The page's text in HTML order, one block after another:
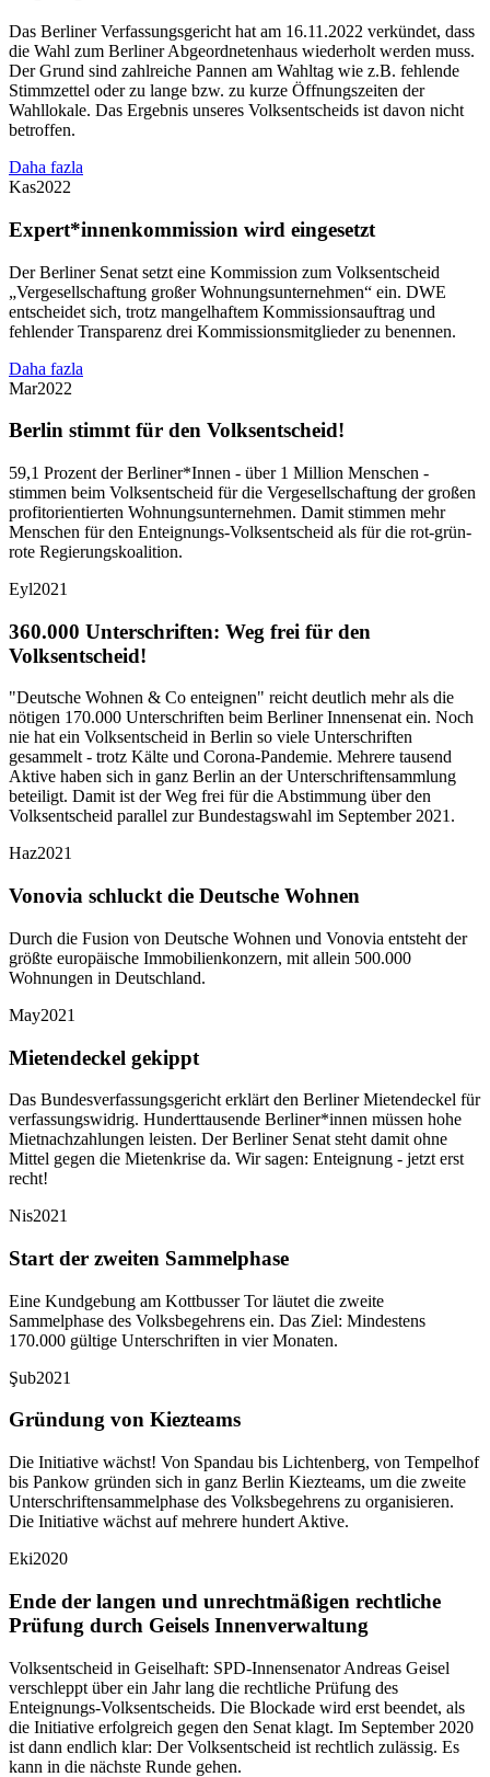
Das Berliner Verfassungsgericht hat am 16.11.2022 verkündet, dass
die Wahl zum Berliner Abgeordnetenhaus wiederholt werden muss.
Der Grund sind zahlreiche Pannen am Wahltag wie z.B. fehlende
Stimmzettel oder zu lange bzw. zu kurze Öffnungszeiten der
Wahllokale. Das Ergebnis unseres Volksentscheids ist davon nicht
betroffen.
Daha fazla
Kas2022
Expert*innenkommission wird eingesetzt
Der Berliner Senat setzt eine Kommission zum Volksentscheid
„Vergesellschaftung großer Wohnungsunternehmen“ ein. DWE
entscheidet sich, trotz mangelhaftem Kommissionsauftrag und
fehlender Transparenz drei Kommissionsmitglieder zu benennen.
Daha fazla
Mar2022
Berlin stimmt für den Volksentscheid!
59,1 Prozent der Berliner*Innen - über 1 Million Menschen -
stimmen beim Volksentscheid für die Vergesellschaftung der großen
profitorientierten Wohnungsunternehmen. Damit stimmen mehr
Menschen für den Enteignungs-Volksentscheid als für die rot-grün-
rote Regierungskoalition.
Eyl2021
360.000 Unterschriften: Weg frei für den
Volksentscheid!
"Deutsche Wohnen & Co enteignen" reicht deutlich mehr als die
nötigen 170.000 Unterschriften beim Berliner Innensenat ein. Noch
nie hat ein Volksentscheid in Berlin so viele Unterschriften
gesammelt - trotz Kälte und Corona-Pandemie. Mehrere tausend
Aktive haben sich in ganz Berlin an der Unterschriftensammlung
beteiligt. Damit ist der Weg frei für die Abstimmung über den
Volksentscheid parallel zur Bundestagswahl im September 2021.
Haz2021
Vonovia schluckt die Deutsche Wohnen
Durch die Fusion von Deutsche Wohnen und Vonovia entsteht der
größte europäische Immobilienkonzern, mit allein 500.000
Wohnungen in Deutschland.
May2021
Mietendeckel gekippt
Das Bundesverfassungsgericht erklärt den Berliner Mietendeckel für
verfassungswidrig. Hunderttausende Berliner*innen müssen hohe
Mietnachzahlungen leisten. Der Berliner Senat steht damit ohne
Mittel gegen die Mietenkrise da. Wir sagen: Enteignung - jetzt erst
recht!
Nis2021
Start der zweiten Sammelphase
Eine Kundgebung am Kottbusser Tor läutet die zweite
Sammelphase des Volksbegehrens ein. Das Ziel: Mindestens
170.000 gültige Unterschriften in vier Monaten.
Şub2021
Gründung von Kiezteams
Die Initiative wächst! Von Spandau bis Lichtenberg, von Tempelhof
bis Pankow gründen sich in ganz Berlin Kiezteams, um die zweite
Unterschriftensammelphase des Volksbegehrens zu organisieren.
Die Initiative wächst auf mehrere hundert Aktive.
Eki2020
Ende der langen und unrechtmäßigen rechtliche
Prüfung durch Geisels Innenverwaltung
Volksentscheid in Geiselhaft: SPD-Innensenator Andreas Geisel
verschleppt über ein Jahr lang die rechtliche Prüfung des
Enteignungs-Volksentscheids. Die Blockade wird erst beendet, als
die Initiative erfolgreich gegen den Senat klagt. Im September 2020
ist dann endlich klar: Der Volksentscheid ist rechtlich zulässig. Es
kann in die nächste Runde gehen.